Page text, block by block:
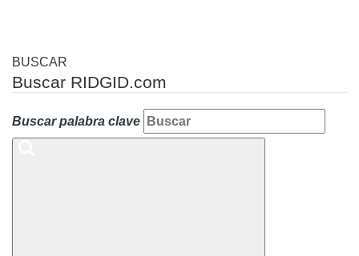
BUSCAR
Buscar RIDGID.com
Buscar palabra clave